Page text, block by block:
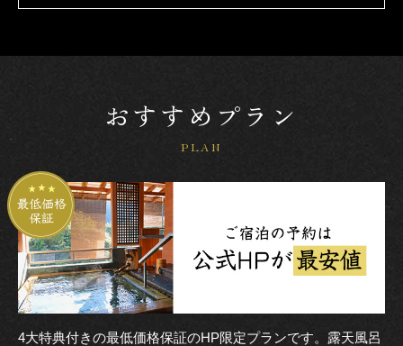
おすすめプラン
PLAN
4大特典付きの最低価格保証のHP限定プランです。露天風呂